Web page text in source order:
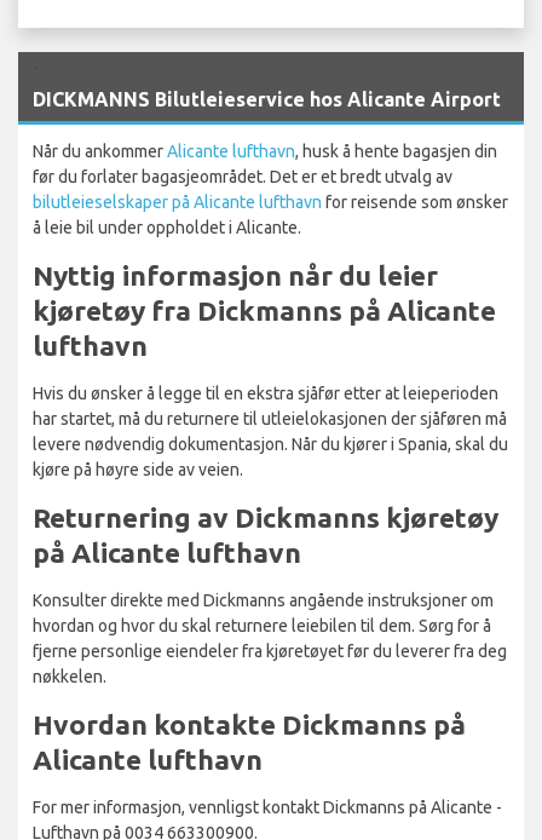
DICKMANNS Bilutleieservice hos Alicante Airport
Når du ankommerAlicante lufthavn, husk å hente bagasjen din
før du forlater bagasjeområdet. Det er et bredt utvalg av
bilutleieselskaper på Alicante lufthavn for reisende som ønsker
å leie bil under oppholdet i Alicante.
Nyttig informasjon når du leier
kjøretøy fra Dickmanns på Alicante
lufthavn
Hvis du ønsker å legge til en ekstra sjåfør etter at leieperioden
har startet, må du returnere til utleielokasjonen der sjåføren må
levere nødvendig dokumentasjon. Når du kjører i Spania, skal du
kjøre på høyre side av veien.
Returnering av Dickmanns kjøretøy
på Alicante lufthavn
Konsulter direkte med Dickmanns angående instruksjoner om
hvordan og hvor du skal returnere leiebilen til dem. Sørg for å
fjerne personlige eiendeler fra kjøretøyet før du leverer fra deg
nøkkelen.
Hvordan kontakte Dickmanns på
Alicante lufthavn
For mer informasjon, vennligst kontakt Dickmanns på Alicante -
Lufthavn på 0034 663300900.